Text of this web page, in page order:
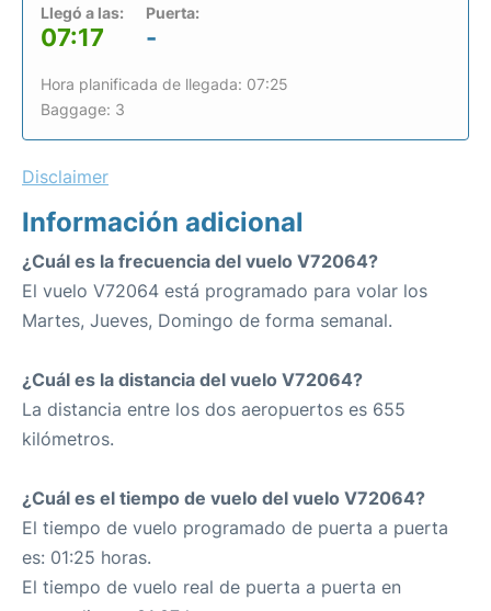
Llegó a las:
07:17
Puerta:
-
Hora planificada de llegada: 07:25
Baggage: 3
Disclaimer
Información adicional
¿Cuál es la frecuencia del vuelo V72064?
El vuelo V72064 está programado para volar los
Martes, Jueves, Domingo de forma semanal.
¿Cuál es la distancia del vuelo V72064?
La distancia entre los dos aeropuertos es 655
kilómetros.
¿Cuál es el tiempo de vuelo del vuelo V72064?
El tiempo de vuelo programado de puerta a puerta
es: 01:25 horas.
El tiempo de vuelo real de puerta a puerta en